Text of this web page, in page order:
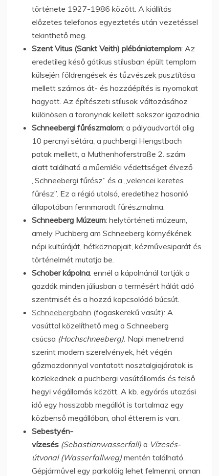
története 1927-1986 között. A kiállítás
előzetes telefonos egyeztetés után vezetéssel
tekinthető meg.
Szent Vitus (Sankt Veith) plébániatemplom: Az
eredetileg késő gótikus stílusban épült templom
külsején földrengések és tűzvészek pusztítása
mellett számos át- és hozzáépítés is nyomokat
hagyott. Az építészeti stílusok változásához
különösen a toronynak kellett sokszor igazodnia.
Schneebergi fűrészmalom: a pályaudvartól alig
10 percnyi sétára, a puchbergi Hengstbach
patak mellett, a Muthenhoferstraße 2. szám
alatt található a műemléki védettséget élvező
„Schneebergi fűrész” és a „velencei keretes
fűrész”. Ez a régió utolsó, eredetihez hasonló
állapotában fennmaradt fűrészmalma.
Schneeberg Múzeum: helytörténeti múzeum,
amely Puchberg am Schneeberg környékének
népi kultúráját, hétköznapjait, kézművesiparát és
történelmét mutatja be.
Schober kápolna: ennél a kápolnánál tartják a
gazdák minden júliusban a termésért hálát adó
szentmisét és a hozzá kapcsolódó búcsút.
Schneebergbahn (fogaskerekű vasút): A
vasúttal közelíthető meg a Schneeberg
csúcsa (Hochschneeberg). Napi menetrend
szerint modern szerelvények, hét végén
gőzmozdonnyal vontatott nosztalgiajáratok is
közlekednek a puchbergi vasútállomás és felső
hegyi végállomás között. A kb. egyórás utazási
idő egy hosszabb megállót is tartalmaz egy
közbenső megállóban, ahol étterem is van.
Sebestyén-
vízesés (Sebastianwasserfall) a Vízesés-
útvonal (Wasserfallweg) mentén található.
Gépjárművel egy parkolóig lehet felmenni, onnan